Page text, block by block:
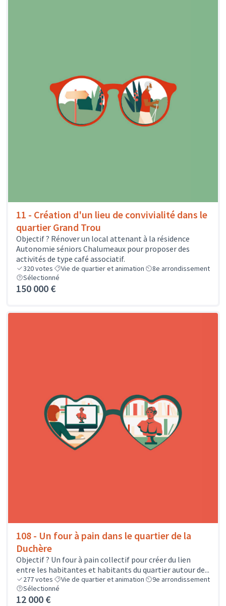
11 - Création d'un lieu de convivialité dans le
quartier Grand Trou
Objectif ? Rénover un local attenant à la résidence
Autonomie séniors Chalumeaux pour proposer des
activités de type café associatif.
320votes Vie de quartier et animation
8e arrondissement
Sélectionné
150 000 €
108 - Un four à pain dans le quartier de la
Duchère
Objectif ? Un four à pain collectif pour créer du lien
entre les habitantes et habitants du quartier autour de...
277votes Vie de quartier et animation
9e arrondissement
Sélectionné
12 000 €